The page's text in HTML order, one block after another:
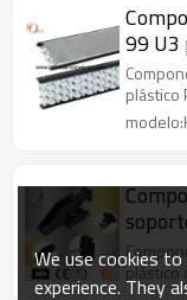
99 U3
acero
plástico
plástico
We use cookies
experience. They